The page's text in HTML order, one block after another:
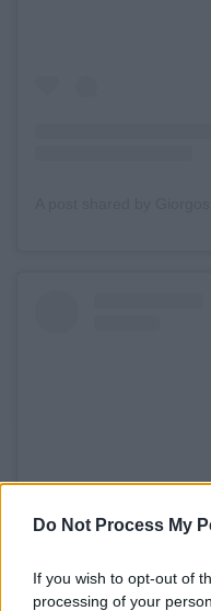
Do Not Process My
If you wish to opt-out of
processing of your
View